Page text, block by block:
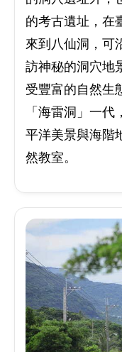
的考古遺址，在
來到八仙洞，可
訪神秘的洞穴地
受豐富的自然生
「海雷洞」一
平洋美景與海階
然教室。